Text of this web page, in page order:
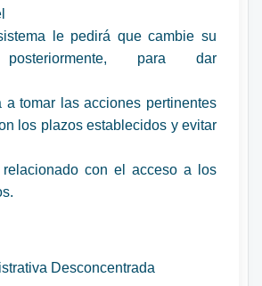
le pedirá que cambie su
posteriormente, para dar
a tomar las acciones pertinentes
los plazos establecidos y evitar
relacionado con el acceso a los
Desconcentrada